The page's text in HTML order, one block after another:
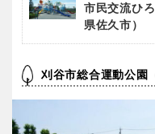
岡山
市民交流ひ
県佐久市）
刈谷市総合運動公園